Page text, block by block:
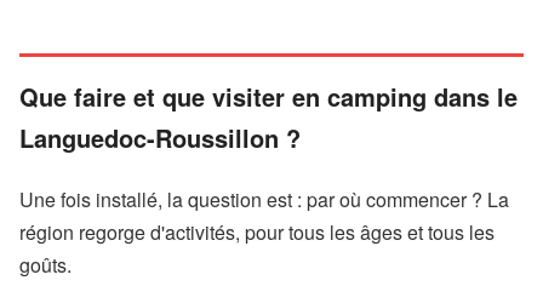
Que faire et que visiter en camping dans le
Languedoc-Roussillon ?
Une fois installé, la question est : par où commencer ? La
région regorge d'activités, pour tous les âges et tous les
goûts.